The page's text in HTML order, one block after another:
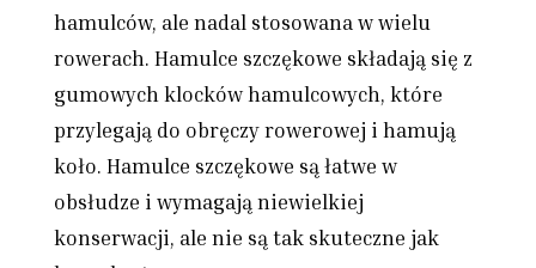
hamulców, ale nadal stosowana w wielu
rowerach. Hamulce szczękowe składają się z
gumowych klocków hamulcowych, które
przylegają do obręczy rowerowej i hamują
koło. Hamulce szczękowe są łatwe w
obsłudze i wymagają niewielkiej
konserwacji, ale nie są tak skuteczne jak